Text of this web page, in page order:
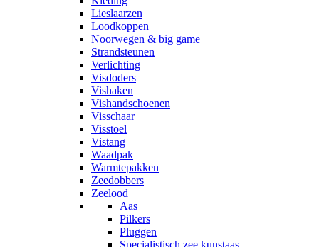
Lieslaarzen
Loodkoppen
Noorwegen & big game
Strandsteunen
Verlichting
Visdoders
Vishaken
Vishandschoenen
Visschaar
Visstoel
Vistang
Waadpak
Warmtepakken
Zeedobbers
Zeelood
Aas
Pilkers
Pluggen
Specialistisch zee kunstaas